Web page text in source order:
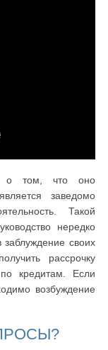
о том, что оно
заведомо
Такой
нередко
заблуждение своих
рассрочку
кредитам. Если
возбуждение